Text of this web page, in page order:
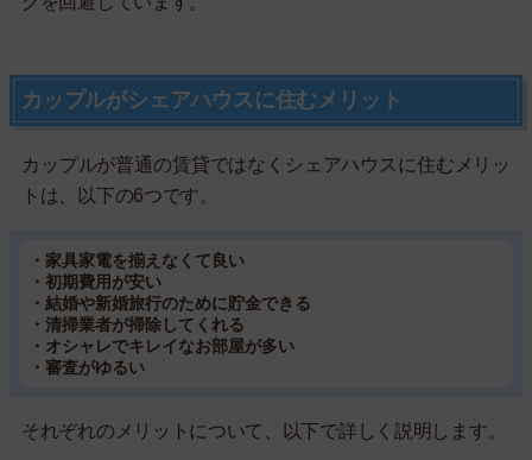
カップルがシェアハウスに住むメリット
カップルが普通の賃貸ではなくシェアハウスに住むメリッ
トは、以下の6つです。
・家具家電を揃えなくて良い
・初期費用が安い
・結婚や新婚旅行のために貯金できる
・清掃業者が掃除してくれる
・オシャレでキレイなお部屋が多い
・審査がゆるい
それぞれのメリットについて、以下で詳しく説明します。